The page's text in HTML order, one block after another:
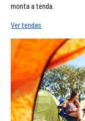
monta a tenda.
Ver tendas